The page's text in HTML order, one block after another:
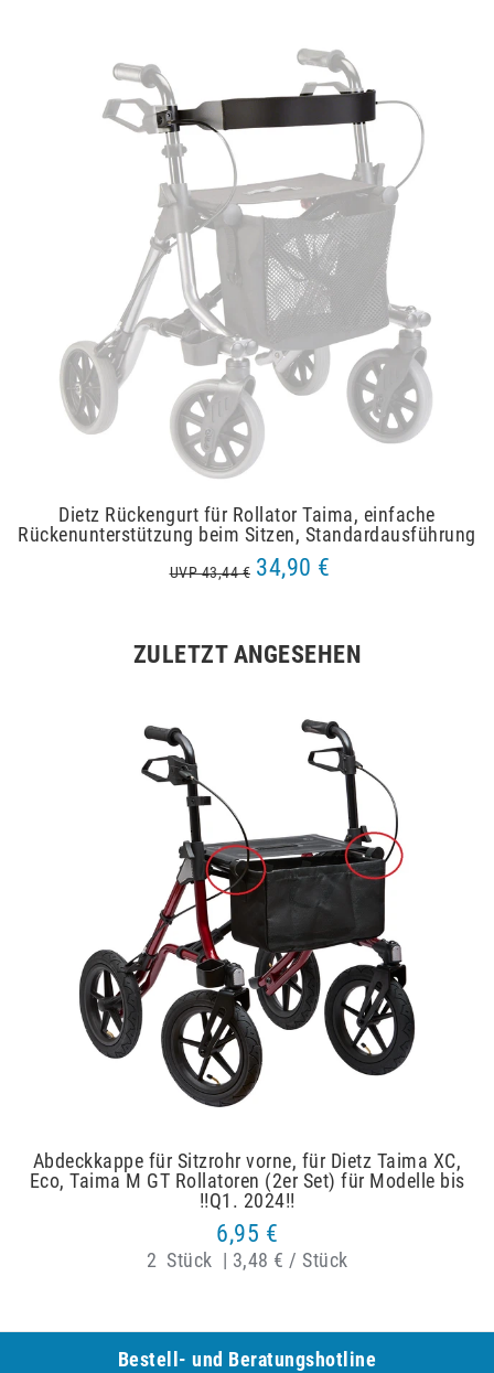
Dietz Rückengurt für Rollator Taima, einfache
Rückenunterstützung beim Sitzen, Standardausführung
UVP 43,44 € 34,90 €
ZULETZT ANGESEHEN
Abdeckkappe für Sitzrohr vorne, für Dietz Taima XC,
Eco, Taima M GT Rollatoren (2er Set) für Modelle bis
!!Q1. 2024!!
6,95 €
2 Stück | 3,48 € / Stück
Bestell- und Be­ra­tungs­hot­line